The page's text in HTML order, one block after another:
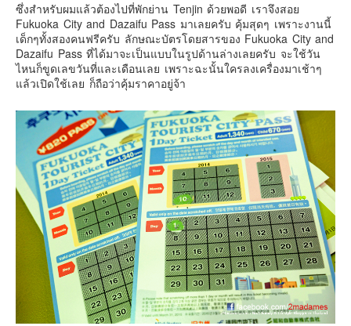
ซึ่งสำหรับผมแล้วต้องไปที่พักย่าน Tenjin ด้วยพอดี เราจึงสอย
Fukuoka City and Dazaifu Pass มาเลยครับ คุ้มสุดๆ เพราะงานนี้
เด็กๆทั้งสองคนฟรีครับ ลักษณะบัตรโดยสารของ Fukuoka City and
Dazaifu Pass ที่ได้มาจะเป็นแบบในรูปด้านล่างเลยครับ จะใช้วัน
ไหนก็ขูดเลขวันที่และเดือนเลย เพราะฉะนั้นใครลงเครื่องมาเช้าๆ
แล้วเปิดใช้เลย ก็ถือว่าคุ้มราคาอยู่จ้า